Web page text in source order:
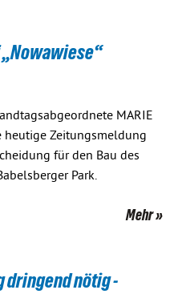
MARIE
heutige Zeitungsmeldung
für den Bau des
Park.
Mehr
dringend nötig -